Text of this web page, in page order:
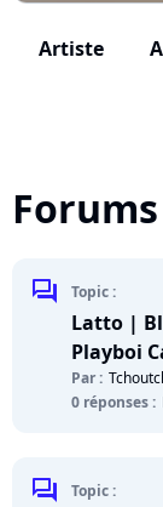
Artiste
chat Topic :
Latto |
Playboi
Par :
0 réponses :
chat Topic :